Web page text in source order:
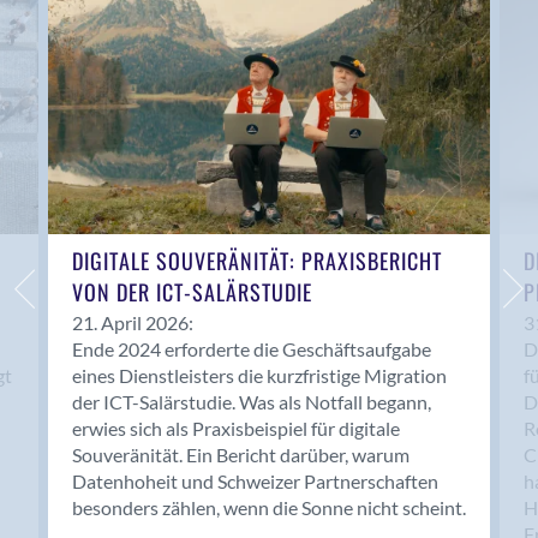
Anwil
Appenzell
Au SG
Baar
Baden
Balsthal
Balzers
Basel
Bassersdorf
Belp
Bendern
Benken (SG)
Bergdietikon
Berlin
Bern
Bern - Liebefeld
DIGITALE SOUVERÄNITÄT: PRAXISBERICHT
VON DER ICT-SALÄRSTUDIE
21. April 2026:
Ende 2024 erforderte die Geschäftsaufgabe
eines Dienstleisters die kurzfristige Migration
der ICT-Salärstudie. Was als Notfall begann,
erwies sich als Praxisbeispiel für digitale
Souveränität. Ein Bericht darüber, warum
Datenhoheit und Schweizer Partnerschaften
besonders zählen, wenn die Sonne nicht scheint.